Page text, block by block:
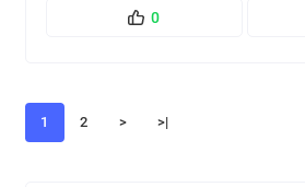
0
1 2 > >|